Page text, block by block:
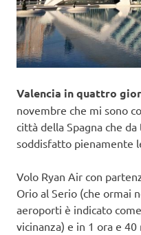
Valencia in quattro
novembre che mi sono
città della Spagna che
soddisfatto pienamente
Volo Ryan Air con
Orio al Serio (che ormai
aeroporti è indicato
vicinanza) e in 1 ora e